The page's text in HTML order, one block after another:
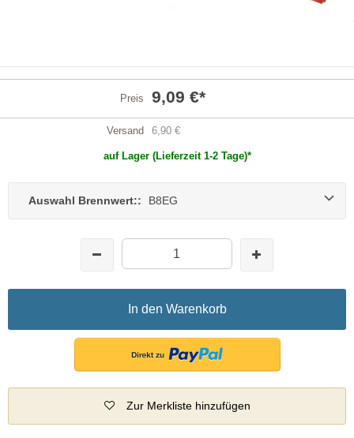
Preis 9,09 €*
Versand 6,90 €
auf Lager (Lieferzeit 1-2 Tage)*
Auswahl Brennwert:: B8EG
In den Warenkorb
Zur Merkliste hinzufügen